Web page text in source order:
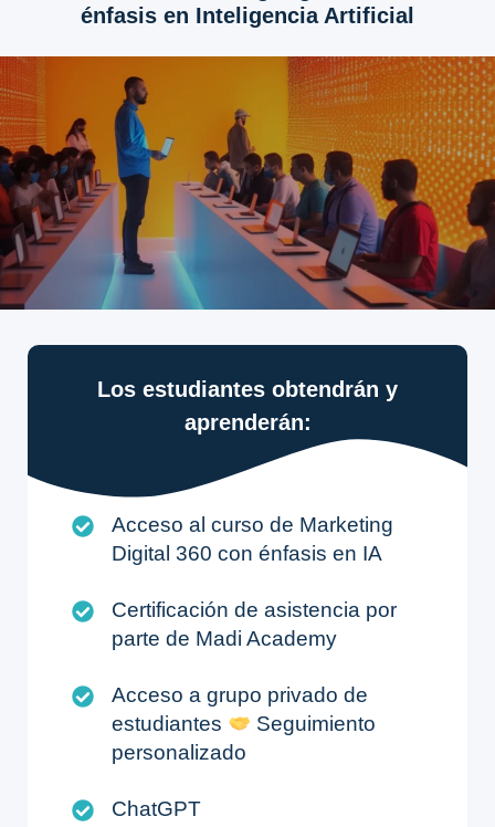
énfasis en Inteligencia Artificial
Los estudiantes obtendrán y
aprenderán:
Acceso al curso de Marketing
Digital 360 con énfasis en IA
Certificación de asistencia por
parte de Madi Academy
Acceso a grupo privado de
estudiantes
Seguimiento
personalizado
ChatGPT